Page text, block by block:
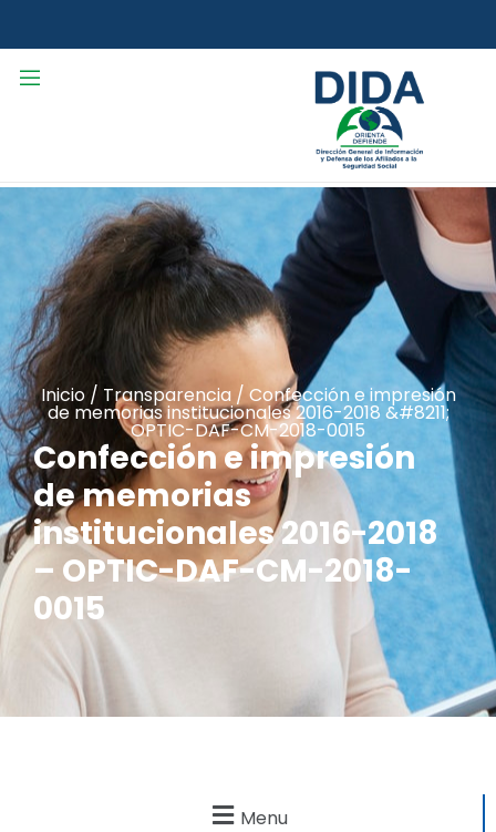
Inicio / Transparencia / Confección e impresión
de memorias institucionales 2016-2018 &#8211;
OPTIC-DAF-CM-2018-0015
Confección e impresión
de memorias
institucionales 2016-2018
– OPTIC-DAF-CM-2018-
0015
Menu